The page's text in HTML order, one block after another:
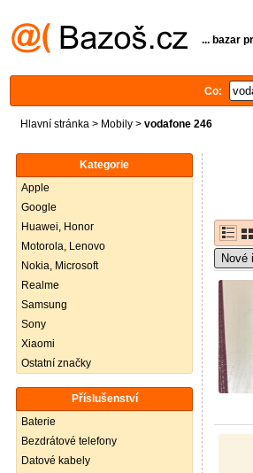
... bazar
Co:
Hlavní stránka > Mobily > vodafone 246
Kategorie
Apple
Google
Huawei, Honor
Motorola, Lenovo
Nokia, Microsoft
Realme
Samsung
Sony
Xiaomi
Ostatní značky
Příslušenství
Baterie
Bezdrátové telefony
Datové kabely
Nové